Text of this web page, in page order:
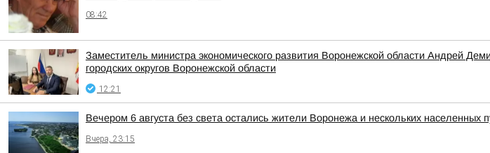
08:42
Заместитель министра экономического развития Воронежской области Андрей
городских округов Воронежской области
12:21
Вечером 6 августа без света остались жители Воронежа и нескольких населенных
Вчера, 23:15